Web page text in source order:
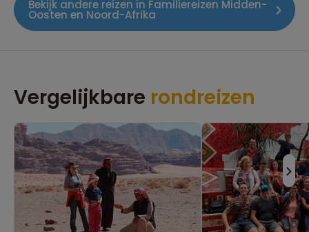
Bekijk andere reizen in Familiereizen Midden-
Oosten en Noord-Afrika
Vergelijkbare rondreizen